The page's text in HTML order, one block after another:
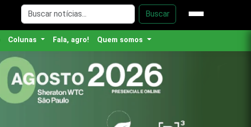
Buscar
Colunas Fala, agro! Quem somos